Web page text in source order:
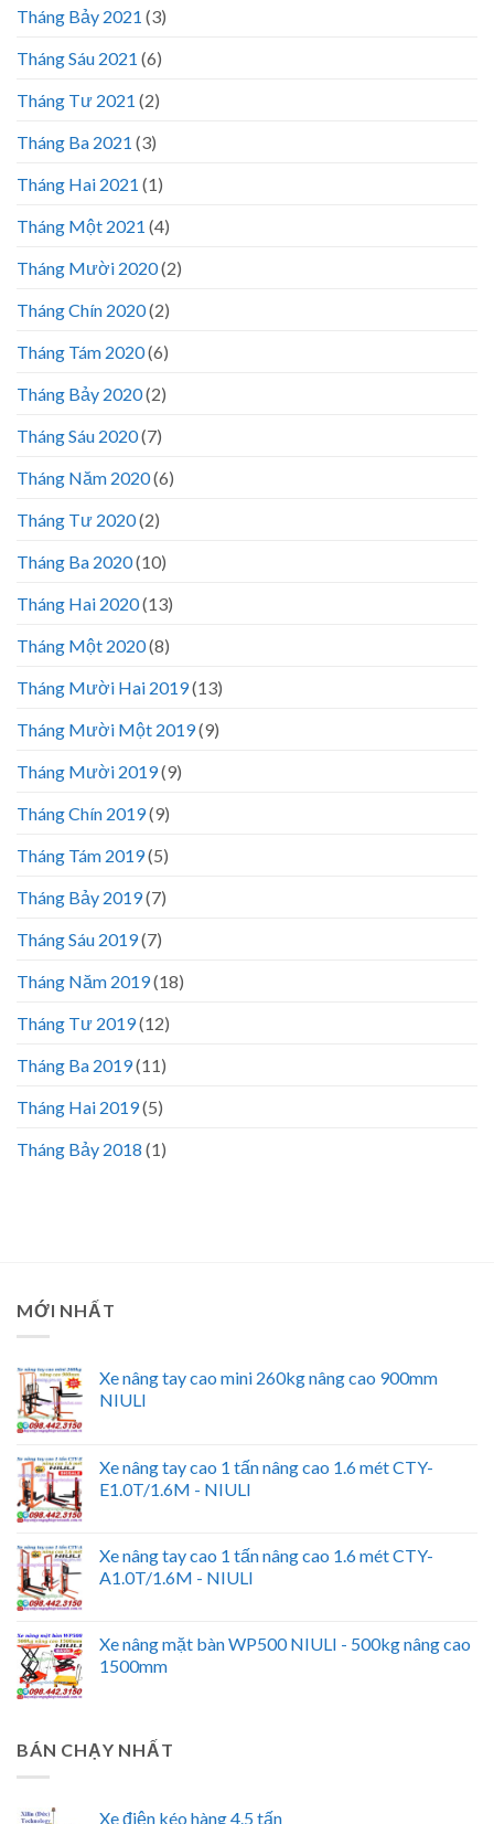
Tháng Bảy 2021 (3)
Tháng Sáu 2021 (6)
Tháng Tư 2021 (2)
Tháng Ba 2021 (3)
Tháng Hai 2021 (1)
Tháng Một 2021 (4)
Tháng Mười 2020(2)
Tháng Chín 2020(2)
Tháng Tám 2020(6)
Tháng Bảy 2020(2)
Tháng Sáu 2020(7)
Tháng Năm 2020(6)
Tháng Tư 2020(2)
Tháng Ba 2020(10)
Tháng Hai 2020(13)
Tháng Một 2020(8)
Tháng Mười Hai 2019(13)
Tháng Mười Một 2019(9)
Tháng Mười 2019(9)
Tháng Chín 2019(9)
Tháng Tám 2019(5)
Tháng Bảy 2019(7)
Tháng Sáu 2019(7)
Tháng Năm 2019(18)
Tháng Tư 2019(12)
Tháng Ba 2019(11)
Tháng Hai 2019(5)
Tháng Bảy 2018 (1)
MỚI NHẤT
Xe nâng tay cao mini 260kg nâng cao 900mm
NIULI
Xe nâng tay cao 1 tấn nâng cao 1.6 mét CTY-
E1.0T/1.6M - NIULI
Xe nâng tay cao 1 tấn nâng cao 1.6 mét CTY-
A1.0T/1.6M - NIULI
Xe nâng mặt bàn WP500 NIULI - 500kg nâng cao
1500mm
BÁN CHẠY NHẤT
Xe điện kéo hàng 4.5 tấn